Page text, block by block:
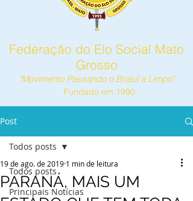
Federação do Elo Social Mato
Grosso
"Movimento Passando o Brasil a Limpo"
Fundado em 1990
Post
Todos posts
Principais Notícias
Todos posts
PARANÁ, MAIS UM
19 de ago. de 2019 1 min de leitura